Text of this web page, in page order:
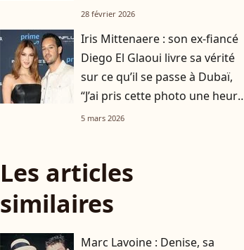
qu’ils soient..."
28 février 2026
Iris Mittenaere : son ex-fiancé
Diego El Glaoui livre sa vérité
sur ce qu’il se passe à Dubaï,
“J’ai pris cette photo une heure
après"
5 mars 2026
Les articles
similaires
Marc Lavoine : Denise, sa